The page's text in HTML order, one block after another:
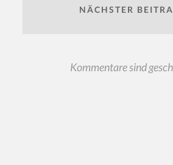
NÄCHSTER
Kommentare sind